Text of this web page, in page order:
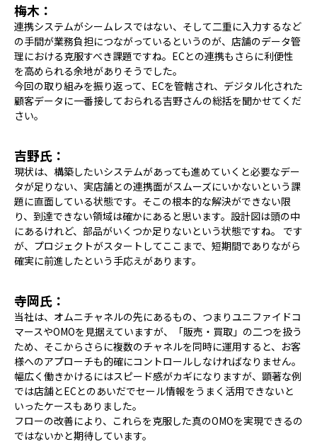
梅木：
連携システムがシームレスではない、そして二重に入力するなど
の手間が業務負担につながっているというのが、店舗のデータ管
理における克服すべき課題ですね。ECとの連携もさらに利便性
を高められる余地がありそうでした。
今回の取り組みを振り返って、ECを管轄され、デジタル化された
顧客データに一番接しておられる吉野さんの総括を聞かせてくだ
さい。
吉野氏：
現状は、構築したいシステムがあっても進めていくと必要なデー
タが足りない、実店舗との連携面がスムーズにいかないという課
題に直面している状態です。そこの根本的な解決ができない限
り、到達できない領域は確かにあると思います。設計図は頭の中
にあるけれど、部品がいくつか足りないという状態ですね。 です
が、プロジェクトがスタートしてここまで、短期間でありながら
確実に前進したという手応えがあります。
寺岡氏：
当社は、オムニチャネルの先にあるもの、つまりユニファイドコ
マースやOMOを見据えていますが、「販売・買取」の二つを扱う
ため、そこからさらに複数のチャネルを同時に運用すると、お客
様へのアプローチも的確にコントロールしなければなりません。
幅広く働きかけるにはスピード感がカギになりますが、顕著な例
では店舗とECとのあいだでセール情報をうまく活用できないと
いったケースもありました。
フローの改善により、これらを克服した真のOMOを実現できるの
ではないかと期待しています。